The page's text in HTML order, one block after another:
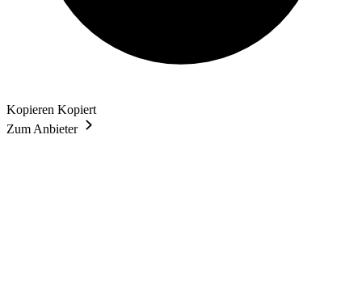
Kopieren Kopiert
Zum Anbieter